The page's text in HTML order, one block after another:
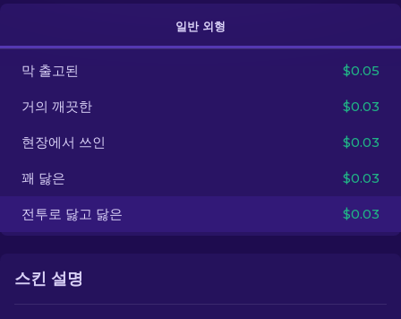
기타
KO
일반 외형
막 출고된 $0.05
거의 깨끗한 $0.03
현장에서 쓰인 $0.03
꽤 닳은 $0.03
전투로 닳고 닳은 $0.03
스킨 설명